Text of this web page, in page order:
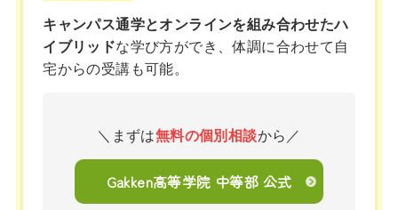
キャンパス通学とオンラインを組み合わせたハ
イブリッドな学び方ができ、体調に合わせて自
宅からの受講も可能。
＼まずは無料の個別相談から／
Gakken高等学院 中等部 公式